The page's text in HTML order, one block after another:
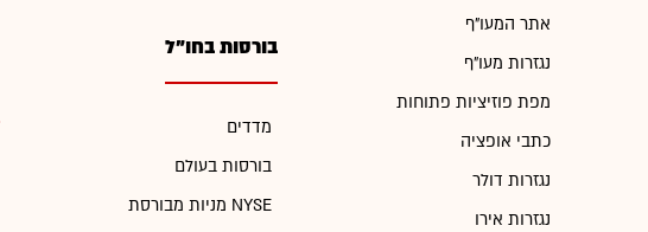
אתר המעו"ף
נגזרות מעו"ף
מפת פוזיציות פתוחות
כתבי אופציה
נגזרות דולר
נגזרות אירו
בורסות בחו"ל
מדדים
בורסות בעולם
מניות מבורסת NYSE